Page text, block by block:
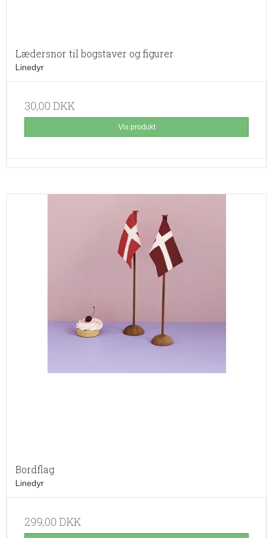
Lædersnor til bogstaver og figurer
Linedyr
30,00 DKK
Vis produkt
Bordflag
Linedyr
299,00 DKK